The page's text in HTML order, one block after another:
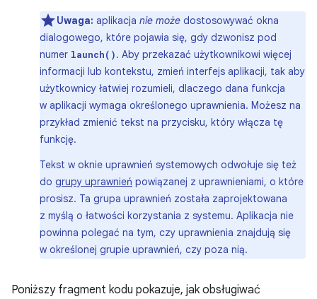
Uwaga: aplikacja nie może dostosowywać okna
dialogowego, które pojawia się, gdy dzwonisz pod
numer launch(). Aby przekazać użytkownikowi więcej
informacji lub kontekstu, zmień interfejs aplikacji, tak aby
użytkownicy łatwiej rozumieli, dlaczego dana funkcja
w aplikacji wymaga określonego uprawnienia. Możesz na
przykład zmienić tekst na przycisku, który włącza tę
funkcję.
Tekst w oknie uprawnień systemowych odwołuje się też
do grupy uprawnień powiązanej z uprawnieniami, o które
prosisz. Ta grupa uprawnień została zaprojektowana
z myślą o łatwości korzystania z systemu. Aplikacja nie
powinna polegać na tym, czy uprawnienia znajdują się
w określonej grupie uprawnień, czy poza nią.
Poniższy fragment kodu pokazuje, jak obsługiwać